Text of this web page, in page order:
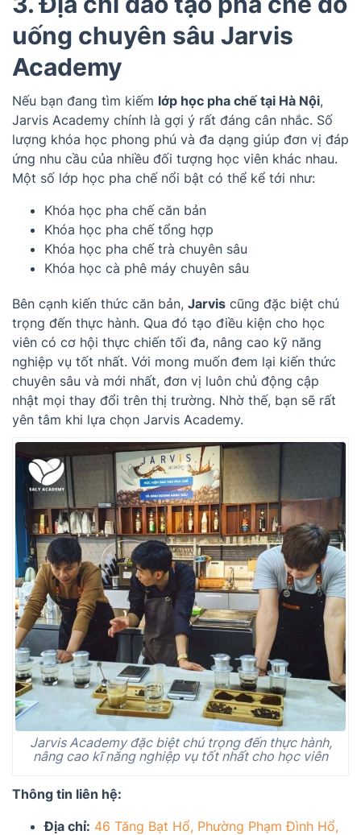
uống chuyên sâu Jarvis
Academy
Nếu bạn đang tìm kiếm lớp học pha chế tại Hà Nội,
Jarvis Academy chính là gợi ý rất đáng cân nhắc. Số
lượng khóa học phong phú và đa dạng giúp đơn vị đáp
ứng nhu cầu của nhiều đối tượng học viên khác nhau.
Một số lớp học pha chế nổi bật có thể kể tới như:
Khóa học pha chế căn bản
Khóa học pha chế tổng hợp
Khóa học pha chế trà chuyên sâu
Khóa học cà phê máy chuyên sâu
Bên cạnh kiến thức căn bản, Jarvis cũng đặc biệt chú
trọng đến thực hành. Qua đó tạo điều kiện cho học
viên có cơ hội thực chiến tối đa, nâng cao kỹ năng
nghiệp vụ tốt nhất. Với mong muốn đem lại kiến thức
chuyên sâu và mới nhất, đơn vị luôn chủ động cập
nhật mọi thay đổi trên thị trường. Nhờ thế, bạn sẽ rất
yên tâm khi lựa chọn Jarvis Academy.
Jarvis Academy đặc biệt chú trọng đến thực hành,
nâng cao kĩ năng nghiệp vụ tốt nhất cho học viên
Thông tin liên hệ:
Địa chỉ: 46 Tăng Bạt Hổ, Phường Phạm Đình Hổ,